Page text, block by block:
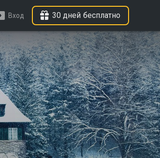
Вход 30 дней бесплатно